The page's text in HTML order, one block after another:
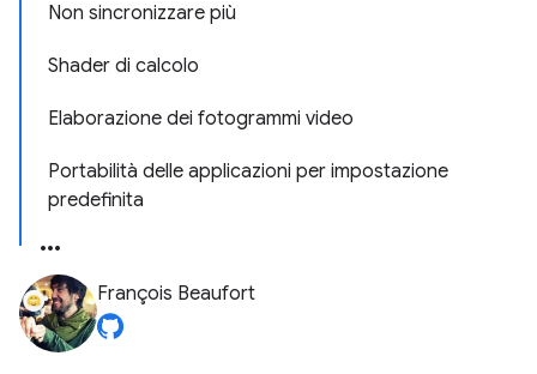
Non sincronizzare più
Shader di calcolo
Elaborazione dei fotogrammi video
Portabilità delle applicazioni per impostazione
predefinita
François Beaufort